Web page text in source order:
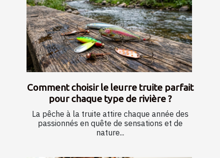
Comment choisir le leurre truite parfait
pour chaque type de rivière ?
La pêche à la truite attire chaque année des
passionnés en quête de sensations et de
nature...